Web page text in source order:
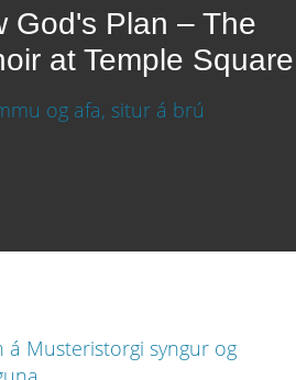
God's Plan – The
at Temple Square